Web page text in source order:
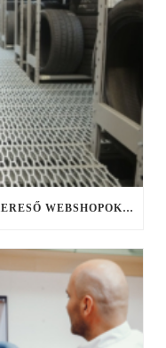
MIT TUDNAK A LEGJOBB GUMIKERESŐ WEBSHOPOK, ÉS MIRE FIGYELJ KERESÉS KÖZBEN?